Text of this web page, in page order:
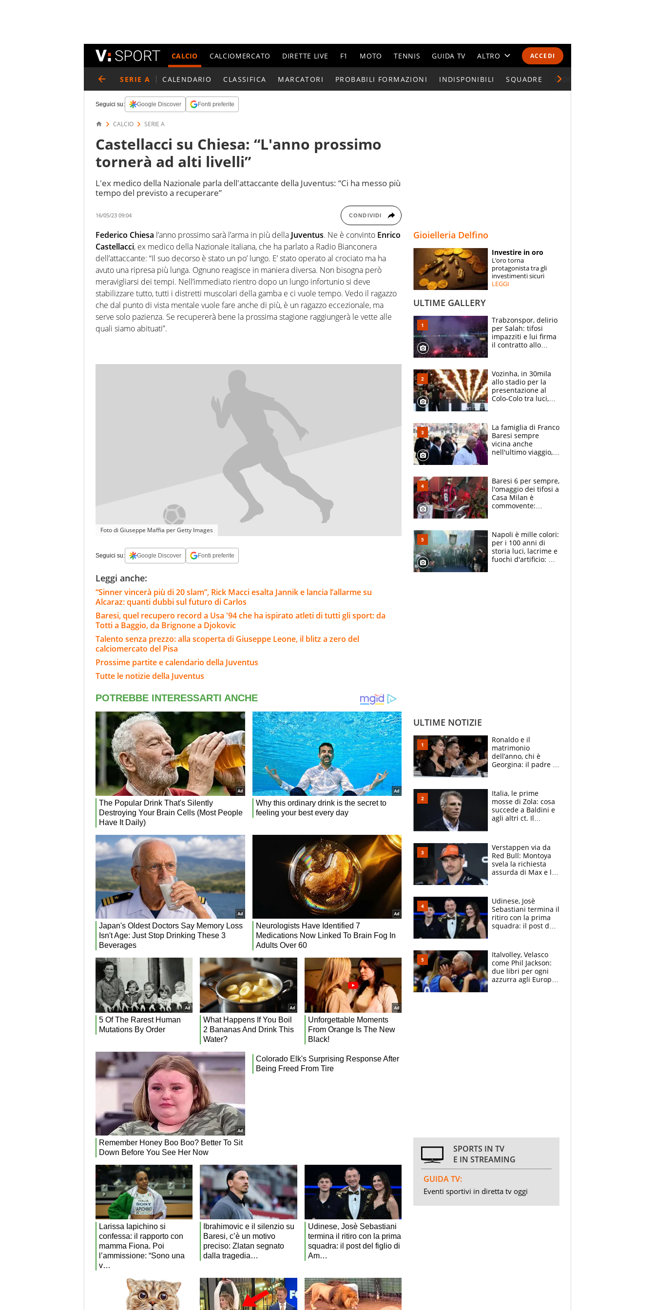
ACCEDI
CALCIO CALCIOMERCATO DIRETTE LIVE F1 MOTO TENNIS GUIDA TV ALTRO
CALENDARI E CLASSIFICHE
ESPERTI
CONTATTI
SERIE A CALENDARIO CLASSIFICA MARCATORI PROBABILI FORMAZIONI INDISPONIBILI SQUADRE GIOCATORI SERIE A
Seguici su: Google Discover Fonti preferite
CALCIO SERIE A
Castellacci su Chiesa: “L'anno prossimo
tornerà ad alti livelli”
L'ex medico della Nazionale parla dell'attaccante della Juventus: “Ci ha messo più
tempo del previsto a recuperare”
16/05/23 09:04 CONDIVIDI
Federico Chiesa l’anno prossimo sarà l’arma in più della Juventus. Ne è convinto Enrico
Castellacci, ex medico della Nazionale italiana, che ha parlato a Radio Bianconera
dell’attaccante: “Il suo decorso è stato un po’ lungo. E’ stato operato al crociato ma ha
avuto una ripresa più lunga. Ognuno reagisce in maniera diversa. Non bisogna però
meravigliarsi dei tempi. Nell’immediato rientro dopo un lungo infortunio si deve
stabilizzare tutto, tutti i distretti muscolari della gamba e ci vuole tempo. Vedo il ragazzo
che dal punto di vista mentale vuole fare anche di più, è un ragazzo eccezionale, ma
serve solo pazienza. Se recupererà bene la prossima stagione raggiungerà le vette alle
quali siamo abituati”.
Foto di Giuseppe Maffia per Getty Images
Seguici su: Google Discover Fonti preferite
Leggi anche:
“Sinner vincerà più di 20 slam”, Rick Macci esalta Jannik e lancia l’allarme su
Alcaraz: quanti dubbi sul futuro di Carlos
Baresi, quel recupero record a Usa '94 che ha ispirato atleti di tutti gli sport: da
Totti a Baggio, da Brignone a Djokovic
Talento senza prezzo: alla scoperta di Giuseppe Leone, il blitz a zero del
calciomercato del Pisa
Prossime partite e calendario della Juventus
Tutte le notizie della Juventus
Gioielleria Delfino
Investire in oro
L’oro torna
protagonista tra gli
investimenti sicuri
LEGGI
ULTIME GALLERY
Trabzonspor, delirio
per Salah: tifosi
impazziti e lui firma
il contratto allo
Vozinha, in 30mila
allo stadio per la
presentazione al
Colo-Colo tra luci,
La famiglia di Franco
Baresi sempre
vicina anche
nell'ultimo viaggio,
circondati
dall'affetto dei tifosi
Baresi 6 per sempre,
l'omaggio dei tifosi a
Casa Milan è
commovente:
bigliettini
Napoli è mille colori:
per i 100 anni di
storia luci, lacrime e
fuochi d'artificio: De
ULTIME NOTIZIE
Ronaldo e il
matrimonio
dell’anno, chi è
Georgina: il padre in
social
Italia, le prime
mosse di Zola: cosa
succede a Baldini e
agli altri ct. Il
azzurri
Verstappen via da
Red Bull: Montoya
svela la richiesta
assurda di Max e lo
McLaren siano
meglio?”
Udinese, Josè
Sebastiani termina il
ritiro con la prima
squadra: il post del
sfondo
Italvolley, Velasco
come Phil Jackson:
due libri per ogni
azzurra agli Europei.
SPORTS IN TV
E IN STREAMING
GUIDA TV:
Eventi sportivi in diretta tv oggi